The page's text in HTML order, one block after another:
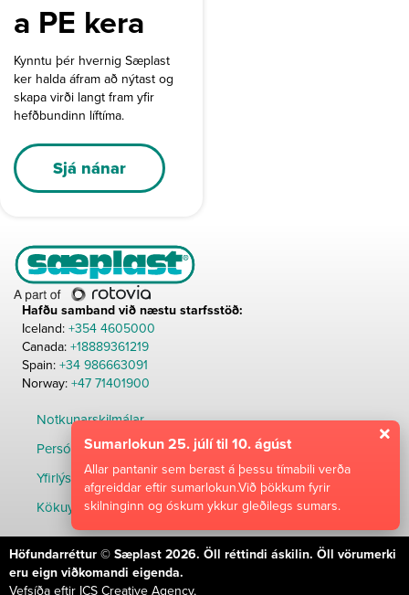
a PE kera
Kynntu þér hvernig Sæplast
ker halda áfram að nýtast og
skapa virði langt fram yfir
hefðbundinn líftíma.
Sjá nánar
Hafðu samband við næstu starfsstöð:
Iceland:+354 4605000
Canada:+18889361219
Spain:+34 986663091
Norway:+47 71401900
Notkunarskilmálar
Persónuverndarstefna
Yfirlýsing um aðgengi
Kökuyfirlýsing
Höfundarréttur © Sæplast 2026. Öll réttindi áskilin. Öll vörumerki
eru eign viðkomandi eigenda.
Vefsíða eftir ICS Creative Agency,
Sumarlokun 25. júlí til 10. ágúst
Allar pantanir sem berast á þessu tímabili verða
afgreiddar eftir sumarlokun.Við þökkum fyrir
skilninginn og óskum ykkur gleðilegs sumars.